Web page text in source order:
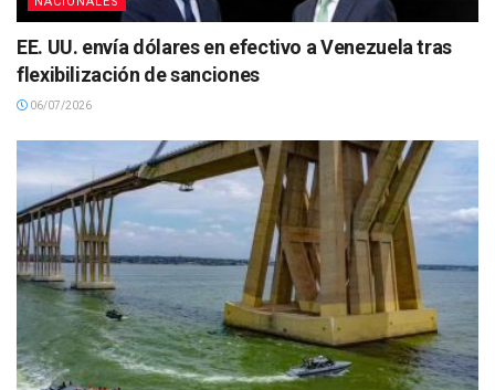
EE. UU. envía dólares en efectivo a Venezuela tras
flexibilización de sanciones
06/07/2026